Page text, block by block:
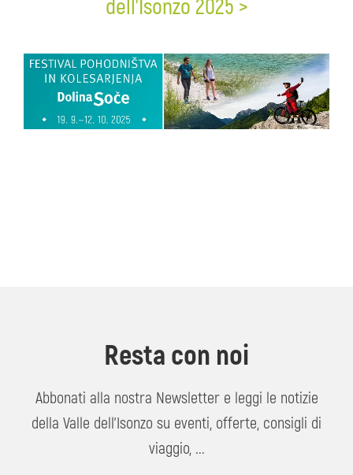
dell’Isonzo 2025 >
Resta con noi
Abbonati alla nostra Newsletter e leggi le notizie
della Valle dell'Isonzo su eventi, offerte, consigli di
viaggio, ...